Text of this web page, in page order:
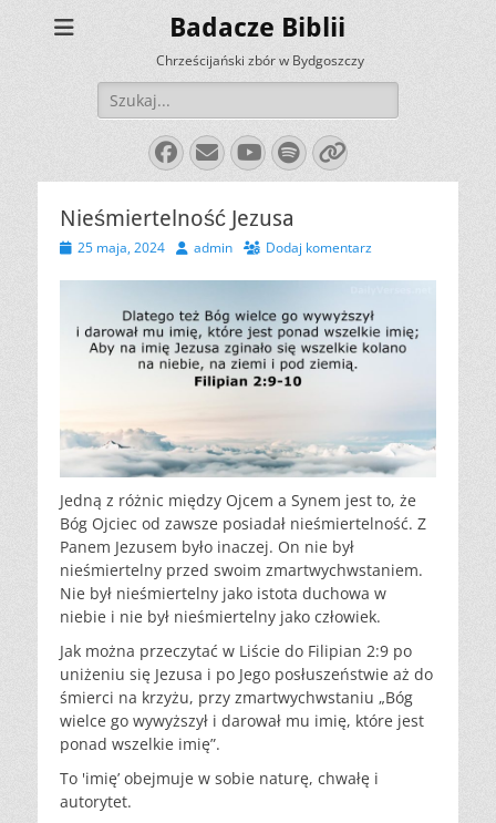
Badacze Biblii
Chrześcijański zbór w Bydgoszczy
Szukaj:
Facebook
E-
mail
YouTube
Spotify
Link
Nieśmiertelność Jezusa
Opublikowano
25 maja, 2024 Autoradmin Dodaj komentarz
Jedną z różnic między Ojcem a Synem jest to, że
Bóg Ojciec od zawsze posiadał nieśmiertelność. Z
Panem Jezusem było inaczej. On nie był
nieśmiertelny przed swoim zmartwychwstaniem.
Nie był nieśmiertelny jako istota duchowa w
niebie i nie był nieśmiertelny jako człowiek.
Jak można przeczytać w Liście do Filipian 2:9 po
uniżeniu się Jezusa i po Jego posłuszeństwie aż do
śmierci na krzyżu, przy zmartwychwstaniu „Bóg
wielce go wywyższył i darował mu imię, które jest
ponad wszelkie imię”.
To 'imię’ obejmuje w sobie naturę, chwałę i
autorytet.